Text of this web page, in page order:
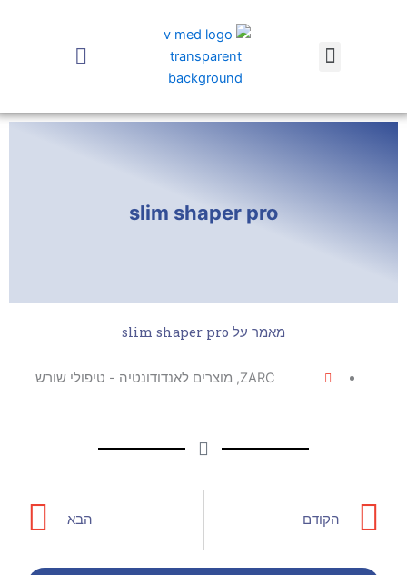
Menu
slim shaper pro
מאמר על slim shaper pro
ZARC
, מוצרים לאנדודונטיה - טיפולי שורש
Prev
הקודם הבא